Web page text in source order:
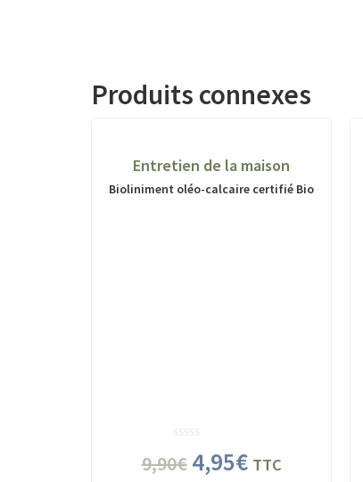
Produits connexes
Entretien de la maison
Bioliniment oléo-calcaire certifié Bio
9,90€ 4,95€ TTC
Rated
0